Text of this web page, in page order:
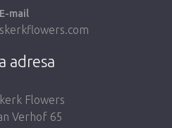
E-mail
adresa
Flowers
Verhof 65